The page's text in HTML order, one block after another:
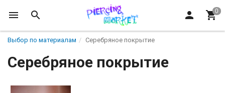
Выбор по материалам Серебряное покрытие
Серебряное покрытие